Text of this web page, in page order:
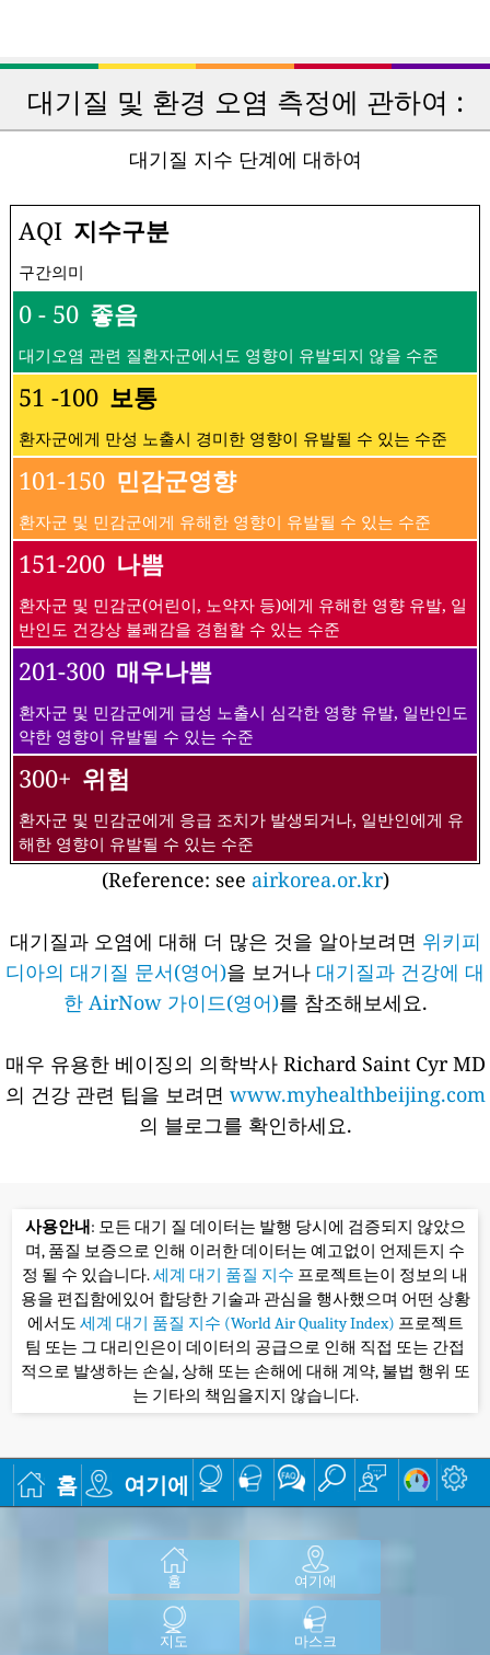
대기질 및 환경 오염 측정에 관하여 :
대기질 지수 단계에 대하여
AQI 지수구분
구간의미
0 - 50 좋음
대기오염 관련 질환자군에서도 영향이 유발되지 않을 수준
51 -100 보통
환자군에게 만성 노출시 경미한 영향이 유발될 수 있는 수준
101-150 민감군영향
환자군 및 민감군에게 유해한 영향이 유발될 수 있는 수준
151-200 나쁨
환자군 및 민감군(어린이, 노약자 등)에게 유해한 영향 유발, 일
반인도 건강상 불쾌감을 경험할 수 있는 수준
201-300 매우나쁨
환자군 및 민감군에게 급성 노출시 심각한 영향 유발, 일반인도
약한 영향이 유발될 수 있는 수준
300+ 위험
환자군 및 민감군에게 응급 조치가 발생되거나, 일반인에게 유
해한 영향이 유발될 수 있는 수준
(Reference: see airkorea.or.kr)
대기질과 오염에 대해 더 많은 것을 알아보려면 위키피
디아의 대기질 문서(영어)을 보거나 대기질과 건강에 대
한 AirNow 가이드(영어)를 참조해보세요.
매우 유용한 베이징의 의학박사 Richard Saint Cyr MD
의 건강 관련 팁을 보려면 www.myhealthbeijing.com
의 블로그를 확인하세요.
사용안내: 모든 대기 질 데이터는 발행 당시에 검증되지 않았으
며, 품질 보증으로 인해 이러한 데이터는 예고없이 언제든지 수
정 될 수 있습니다.세계 대기 품질 지수 프로젝트는이 정보의 내
용을 편집함에있어 합당한 기술과 관심을 행사했으며 어떤 상황
에서도 세계 대기 품질 지수 (World Air Quality Index) 프로젝트
팀 또는 그 대리인은이 데이터의 공급으로 인해 직접 또는 간접
적으로 발생하는 손실, 상해 또는 손해에 대해 계약, 불법 행위 또
는 기타의 책임을지지 않습니다.
홈 여기에
홈 여기에
지도 마스크